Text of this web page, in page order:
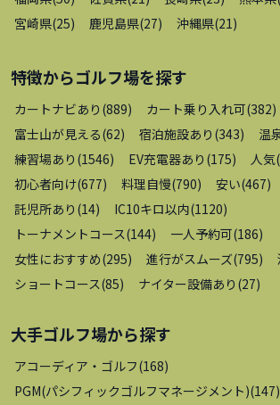
宮崎県(25) 鹿児島県(27) 沖縄県(21 )
特徴からゴルフ場を探す
カートナビあり (889) カート乗り入れ可(382)
富士山が見える(62) 宿泊施設あり (343) 温
練習場あり (1546) EV充電器あり (175) 人気
初心者向け(677) 料理自慢(790) 安い(467)
託児所あり (14) IC10キロ以内(1120)
トーナメントコース(144) 一人予約可(186)
女性におすすめ(295) 進行がスムーズ(795)
ショートコース(85) ナイター設備あり (27)
大手ゴルフ場から探す
アコーディア・ゴルフ(168)
PGM(パシフィックゴルフマネージメント)(147)